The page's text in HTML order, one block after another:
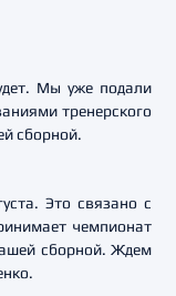
Мы уже подали
тренерского
сборной.
Это связано с
чемпионат
сборной. Ждем